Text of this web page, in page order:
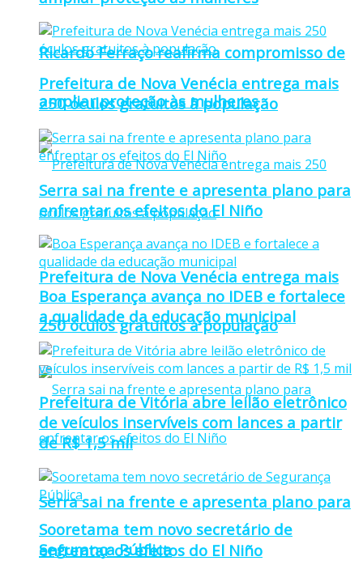
Ricardo Ferraço reafirma compromisso de
ampliar proteção às mulheres
Prefeitura de Nova Venécia entrega mais
250 óculos gratuitos à população
Serra sai na frente e apresenta plano para
enfrentar os efeitos do El Niño
Prefeitura de Nova Venécia entrega mais
250 óculos gratuitos à população
Serra sai na frente e apresenta plano para
enfrentar os efeitos do El Niño
Boa Esperança avança no IDEB e fortalece
a qualidade da educação municipal
Prefeitura de Vitória abre leilão eletrônico
de veículos inservíveis com lances a partir
de R$ 1,5 mil
Sooretama tem novo secretário de
Segurança Pública